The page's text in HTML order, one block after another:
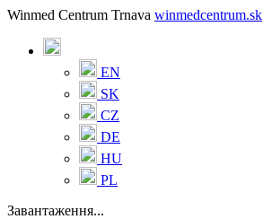
Winmed Centrum Trnava winmedcentrum.sk
EN
SK
CZ
DE
HU
PL
Завантаження...